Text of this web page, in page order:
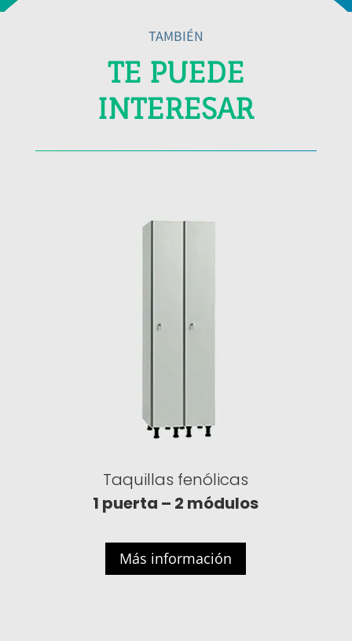
TAMBIÉN
TE PUEDE
INTERESAR
Taquillas fenólicas
1 puerta – 2 módulos
Más información